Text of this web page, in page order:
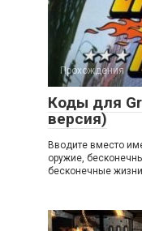
Прохождения
Коды для
версия)
Вводите вместо
оружие,
бесконечные